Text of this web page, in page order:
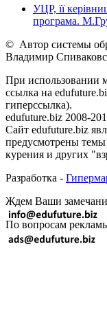
УЦР, її
програма.
© Автор системы
Владимир
При использовании
ссылка на
гиперссылка).
edufuture.biz 2008-
Сайт edufuture.biz
предусмотрены
курения и других
Разработка -
Ждем Ваши
По вопросам